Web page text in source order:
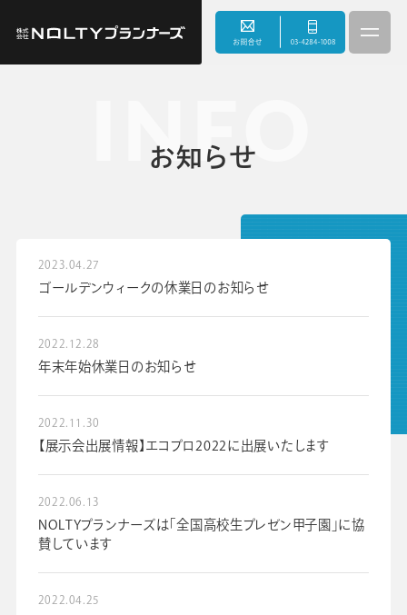
お知らせ
採用情報
ビジネスツール事業
INFO
お知らせ
2023.04.27
ゴールデンウィークの休業日のお知らせ
2022.12.28
年末年始休業日のお知らせ
2022.11.30
【展示会出展情報】エコプロ2022に出展いたします
2022.06.13
NOLTYプランナーズは「全国高校生プレゼン甲子園」に協
賛しています
2022.04.25